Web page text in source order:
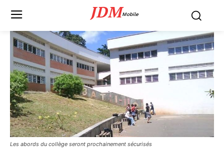
JDMMobile
Les abords du collège seront prochainement sécurisés